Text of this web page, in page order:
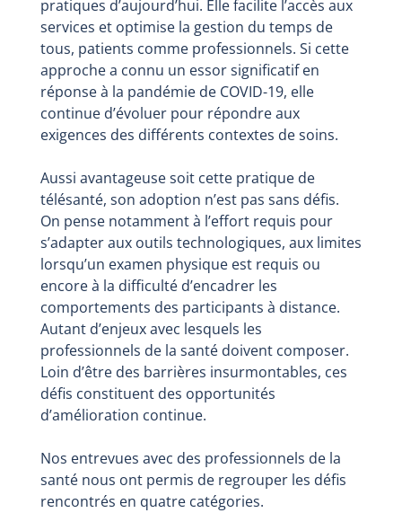
pratiques d’aujourd’hui. Elle facilite l’accès aux
services et optimise la gestion du temps de
tous, patients comme professionnels. Si cette
approche a connu un essor significatif en
réponse à la pandémie de COVID-19, elle
continue d’évoluer pour répondre aux
exigences des différents contextes de soins.
Aussi avantageuse soit cette pratique de
télésanté, son adoption n’est pas sans défis.
On pense notamment à l’effort requis pour
s’adapter aux outils technologiques, aux limites
lorsqu’un examen physique est requis ou
encore à la difficulté d’encadrer les
comportements des participants à distance.
Autant d’enjeux avec lesquels les
professionnels de la santé doivent composer.
Loin d’être des barrières insurmontables, ces
défis constituent des opportunités
d’amélioration continue.
Nos entrevues avec des professionnels de la
santé nous ont permis de regrouper les défis
rencontrés en quatre catégories.